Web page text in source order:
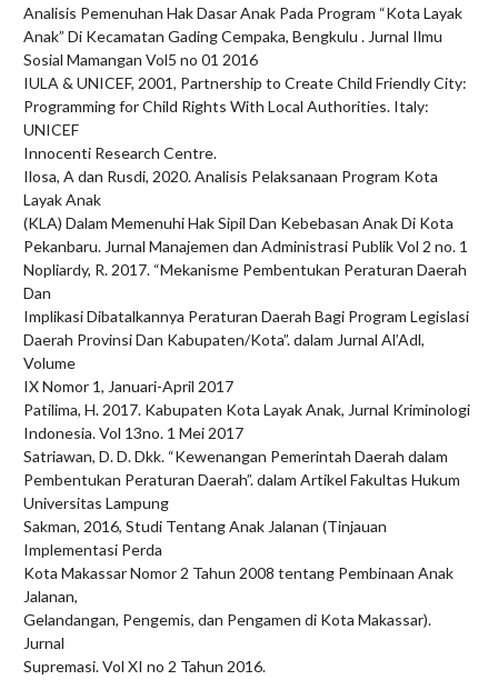
Analisis Pemenuhan Hak Dasar Anak Pada Program “Kota Layak
Anak” Di Kecamatan Gading Cempaka, Bengkulu . Jurnal Ilmu
Sosial Mamangan Vol5 no 01 2016
IULA & UNICEF, 2001, Partnership to Create Child Friendly City:
Programming for Child Rights With Local Authorities. Italy:
UNICEF
Innocenti Research Centre.
Ilosa, A dan Rusdi, 2020. Analisis Pelaksanaan Program Kota
Layak Anak
(KLA) Dalam Memenuhi Hak Sipil Dan Kebebasan Anak Di Kota
Pekanbaru. Jurnal Manajemen dan Administrasi Publik Vol 2 no. 1
Nopliardy, R. 2017. “Mekanisme Pembentukan Peraturan Daerah
Dan
Implikasi Dibatalkannya Peraturan Daerah Bagi Program Legislasi
Daerah Provinsi Dan Kabupaten/Kota”. dalam Jurnal Al’Adl,
Volume
IX Nomor 1, Januari-April 2017
Patilima, H. 2017. Kabupaten Kota Layak Anak, Jurnal Kriminologi
Indonesia. Vol 13no. 1 Mei 2017
Satriawan, D. D. Dkk. “Kewenangan Pemerintah Daerah dalam
Pembentukan Peraturan Daerah”. dalam Artikel Fakultas Hukum
Universitas Lampung
Sakman, 2016, Studi Tentang Anak Jalanan (Tinjauan
Implementasi Perda
Kota Makassar Nomor 2 Tahun 2008 tentang Pembinaan Anak
Jalanan,
Gelandangan, Pengemis, dan Pengamen di Kota Makassar).
Jurnal
Supremasi. Vol XI no 2 Tahun 2016.